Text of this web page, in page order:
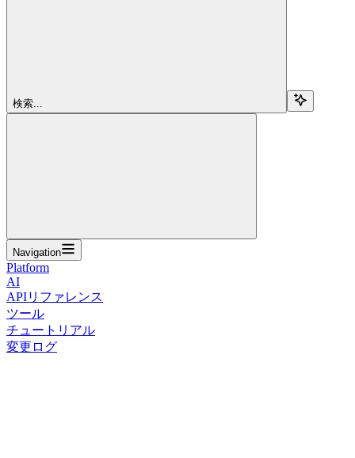
検索...
Navigation
Platform
AI
APIリファレンス
ツール
チュートリアル
変更ログ